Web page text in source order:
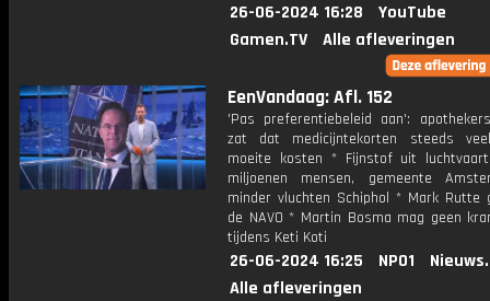
26-06-2024 16:28
YouTube
Gamen.TV
Alle afleveringen
EenVandaag: Afl. 152
'Pas preferentiebeleid aan':
zat dat medicijntekorten steeds
moeite kosten * Fijnstof uit
miljoenen mensen, gemeente
minder vluchten Schiphol * Mark Rutte
de NAVO * Martin Bosma mag geen
tijdens Keti Koti
26-06-2024 16:25 NPO1
Alle afleveringen